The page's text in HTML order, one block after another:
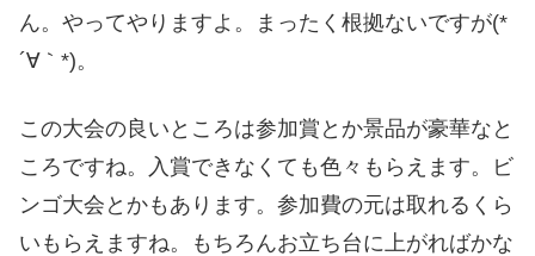
ん。やってやりますよ。まったく根拠ないですが(*
´∀｀*)。
この大会の良いところは参加賞とか景品が豪華なと
ころですね。入賞できなくても色々もらえます。ビ
ンゴ大会とかもあります。参加費の元は取れるくら
いもらえますね。もちろんお立ち台に上がればかな